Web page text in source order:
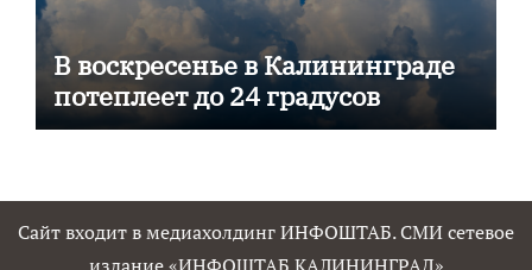
В воскресенье в Калининграде
потеплеет до 24 градусов
Сайт входит в медиахолдинг ИНФОШТАБ. СМИ сетевое